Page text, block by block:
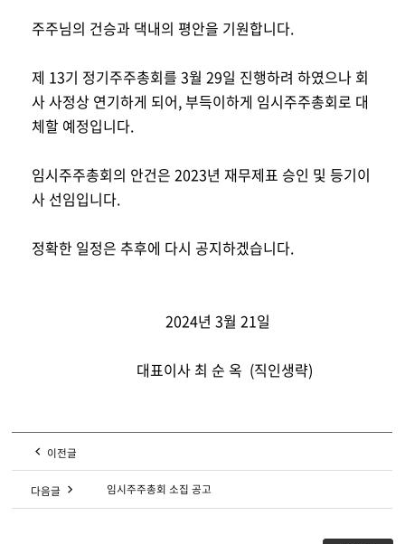
주주님의 건승과 댁내의 평안을 기원합니다.
제 13기 정기주주총회를 3월 29일 진행하려 하였으나 회
사 사정상 연기하게 되어, 부득이하게 임시주주총회로 대
체할 예정입니다.
임시주주총회의 안건은 2023년 재무제표 승인 및 등기이
사 선임입니다.
정확한 일정은 추후에 다시 공지하겠습니다.
2024년 3월 21일
대표이사 최 순 옥  (직인생략)
이전글
다음글 임시주주총회 소집 공고